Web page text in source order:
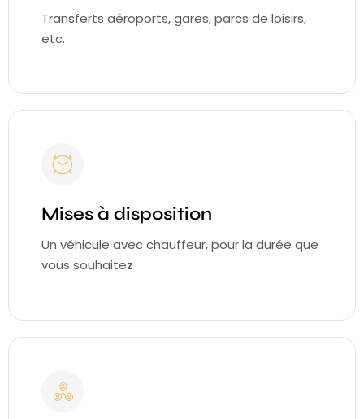
Transferts aéroports, gares, parcs de loisirs,
etc.
Mises à disposition
Un véhicule avec chauffeur, pour la durée que
vous souhaitez